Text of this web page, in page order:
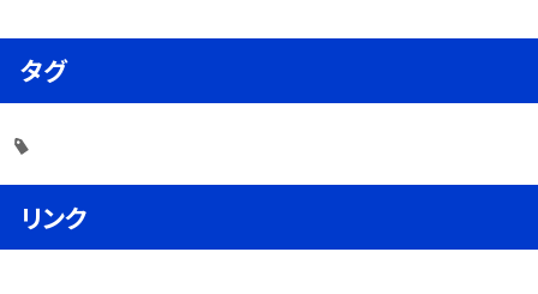
タグ
リンク